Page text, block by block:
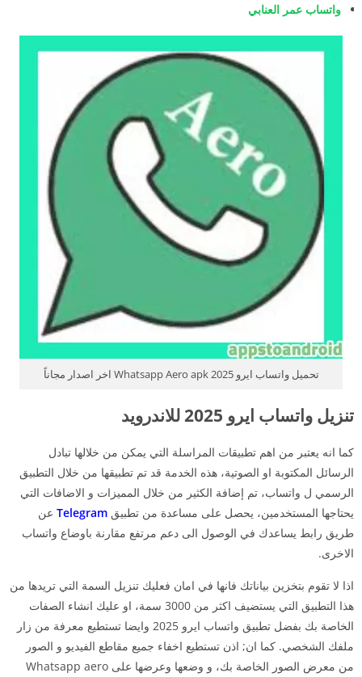
واتساب عمر العنابي
تحميل واتساب ايرو 2025 Whatsapp Aero apk اخر اصدار مجاناً
تنزيل واتساب ايرو 2025 للاندرويد
كما انه يعتبر من اهم تطبيقات المراسلة التي يمكن من خلالها تبادل
الرسائل المكتوبة او الصوتية، هذه الخدمة قد تم تطبيقها من خلال التطبيق
الرسمي ل واتساب، تم إضافة الكثير من خلال المميزات و الاضافات التي
يحتاجها المستخدمين، يحصل على مساعدة من تطبيق Telegram عن
طريق رابط يساعدك في الوصول الى دعم مرتفع مقارنة باوضاع واتساب
الاخرى.
اذا لا تقوم بتخزين بياناتك فانها في امان فعليك تنزيل السمة التي تريدها من
هذا التطبيق
التي يستضيف اكثر من 3000 سمة، او عليك انشاء الصفات
الخاصة بك بفضل تطبيق واتساب ايرو 2025 وايضا تستطيع معرفة من زار
ملفك الشخصي. كما ان; اذن تستطيع اخفاء جميع مقاطع الفيديو و الصور
من معرض الصور الخاصة بك، و وضعها وعرضها على Whatsapp aero